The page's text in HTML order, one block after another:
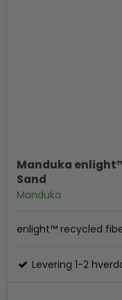
Manduka
Sand
Manduka
enlight™ recycled
Levering 1-2